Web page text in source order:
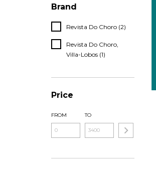
Brand
Revista Do Choro (2)
Revista Do Choro,
Villa-Lobos (1)
Price
FROM TO